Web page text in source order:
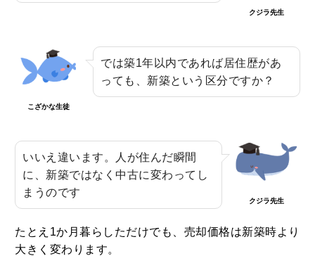
クジラ先生
こざかな生徒
では築1年以内であれば居住歴があ
っても、新築という区分ですか？
いいえ違います。人が住んだ瞬間
に、新築ではなく中古に変わってし
まうのです
クジラ先生
たとえ1か月暮らしただけでも、売却価格は新築時より
大きく変わります。